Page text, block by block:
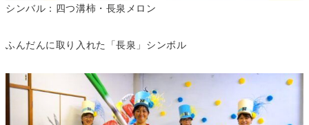
シンバル：四つ溝柿・長泉メロン
ふんだんに取り入れた「長泉」シンボル